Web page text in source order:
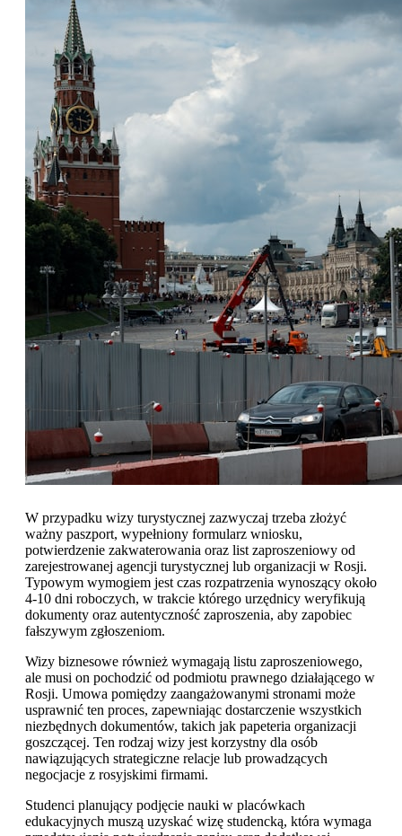
W przypadku wizy turystycznej zazwyczaj trzeba złożyć
ważny paszport, wypełniony formularz wniosku,
potwierdzenie zakwaterowania oraz list zaproszeniowy od
zarejestrowanej agencji turystycznej lub organizacji w Rosji.
Typowym wymogiem jest czas rozpatrzenia wynoszący około
4-10 dni roboczych, w trakcie którego urzędnicy weryfikują
dokumenty oraz autentyczność zaproszenia, aby zapobiec
fałszywym zgłoszeniom.
Wizy biznesowe również wymagają listu zaproszeniowego,
ale musi on pochodzić od podmiotu prawnego działającego w
Rosji. Umowa pomiędzy zaangażowanymi stronami może
usprawnić ten proces, zapewniając dostarczenie wszystkich
niezbędnych dokumentów, takich jak papeteria organizacji
goszczącej. Ten rodzaj wizy jest korzystny dla osób
nawiązujących strategiczne relacje lub prowadzących
negocjacje z rosyjskimi firmami.
Studenci planujący podjęcie nauki w placówkach
edukacyjnych muszą uzyskać wizę studencką, która wymaga